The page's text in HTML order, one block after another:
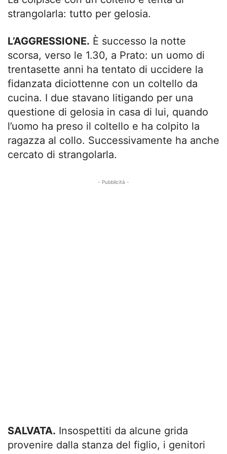
strangolarla: tutto per gelosia.
L’AGGRESSIONE. È successo la notte
scorsa, verso le 1.30, a Prato: un uomo di
trentasette anni ha tentato di uccidere la
fidanzata diciottenne con un coltello da
cucina. I due stavano litigando per una
questione di gelosia in casa di lui, quando
l’uomo ha preso il coltello e ha colpito la
ragazza al collo. Successivamente ha anche
cercato di strangolarla.
- Pubblicità -
SALVATA. Insospettiti da alcune grida
provenire dalla stanza del figlio, i genitori